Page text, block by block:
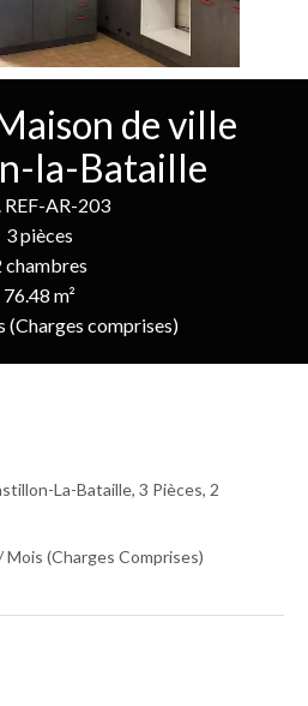
de ville
la-Bataille
REF-AR-203
3 pièces
chambres
76.48 m²
(Charges comprises)
La-Bataille, 3 Pièces, 2
Mois (Charges Comprises)